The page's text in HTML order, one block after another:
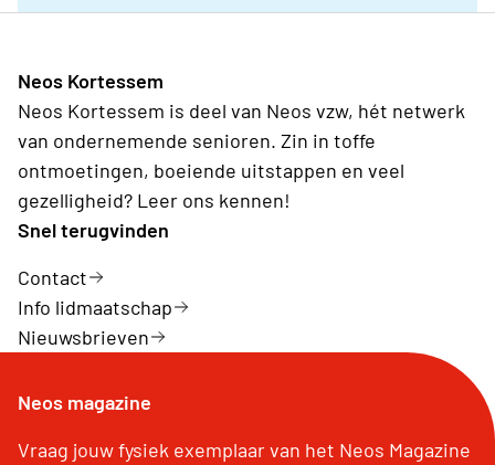
Neos Kortessem
Neos Kortessem is deel van Neos vzw, hét netwerk
van ondernemende senioren. Zin in toffe
ontmoetingen, boeiende uitstappen en veel
gezelligheid? Leer ons kennen!
Snel terugvinden
Contact
Info lidmaatschap
Nieuwsbrieven
Neos magazine
Vraag jouw fysiek exemplaar van het Neos Magazine